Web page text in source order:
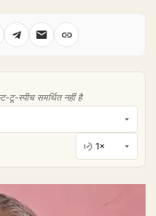
स्पीच समर्थित नहीं है